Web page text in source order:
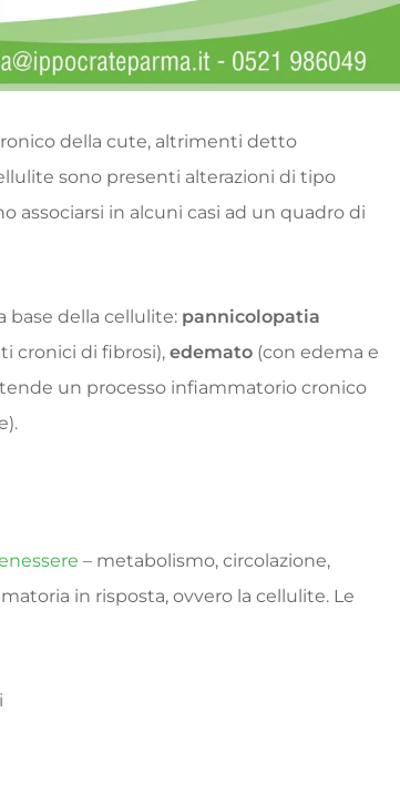
della cute, altrimenti detto
sono presenti alterazioni di tipo
associarsi in alcuni casi ad un quadro di
base della cellulite: pannicolopatia
cronici di fibrosi), edemato (con edema e
un processo infiammatorio cronico
– metabolismo, circolazione,
in risposta, ovvero la cellulite. Le